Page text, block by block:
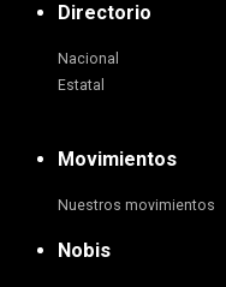
Directorio
Nacional
Estatal
Movimientos
Nuestros movimientos
Nobis